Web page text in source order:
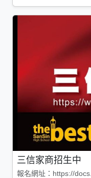
三信家商招生中
報名網址：https://